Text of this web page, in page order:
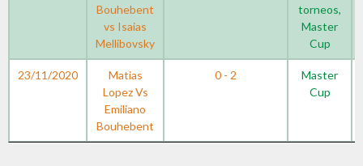
Bouhebent
vs Isaias
Mellibovsky
torneos,
Master
Cup
23/11/2020
Matias
Lopez Vs
Emiliano
Bouhebent
0 - 2
Master
Cup